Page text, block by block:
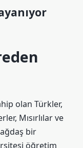
olan Türkler,
Mısırlılar ve
bir
öğretim